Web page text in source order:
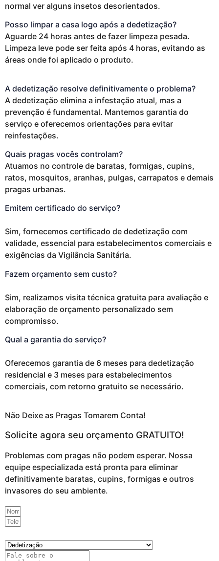
normal ver alguns insetos desorientados.
Posso limpar a casa logo após a dedetização?
Aguarde 24 horas antes de fazer limpeza pesada.
Limpeza leve pode ser feita após 4 horas, evitando as
áreas onde foi aplicado o produto.
A dedetização resolve definitivamente o problema?
A dedetização elimina a infestação atual, mas a
prevenção é fundamental. Mantemos garantia do
serviço e oferecemos orientações para evitar
reinfestações.
Quais pragas vocês controlam?
Atuamos no controle de baratas, formigas, cupins,
ratos, mosquitos, aranhas, pulgas, carrapatos e demais
pragas urbanas.
Emitem certificado do serviço?
Sim, fornecemos certificado de dedetização com
validade, essencial para estabelecimentos comerciais e
exigências da Vigilância Sanitária.
Fazem orçamento sem custo?
Sim, realizamos visita técnica gratuita para avaliação e
elaboração de orçamento personalizado sem
compromisso.
Qual a garantia do serviço?
Oferecemos garantia de 6 meses para dedetização
residencial e 3 meses para estabelecimentos
comerciais, com retorno gratuito se necessário.
Não Deixe as Pragas Tomarem Conta!
Solicite agora seu orçamento GRATUITO!
Problemas com pragas não podem esperar. Nossa
equipe especializada está pronta para eliminar
definitivamente baratas, cupins, formigas e outros
invasores do seu ambiente.